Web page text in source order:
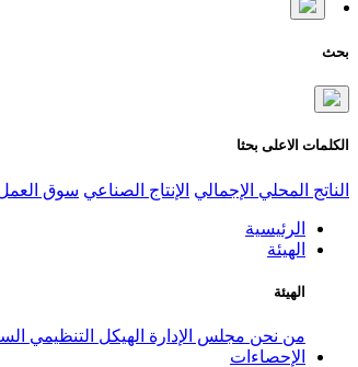
بحث
الكلمات الاعلى بحثا
الناتج المحلي الإجمالي الإنتاج الصناعي سوق
الرئيسية
الهيئة
الهيئة
من نحن مجلس الإدارة الهيكل التنظيمي
الإحصاءات